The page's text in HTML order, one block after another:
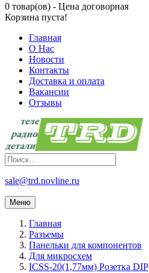
0 товар(ов) - Цена договорная
Корзина пуста!
Главная
О Нас
Новости
Контакты
Доставка и оплата
Вакансии
Отзывы
sale@trd.novline.ru
Меню
Главная
Разъемы
Панельки для компонентов
Для микросхем
ICSS-20(1,77мм) Розетка DIP